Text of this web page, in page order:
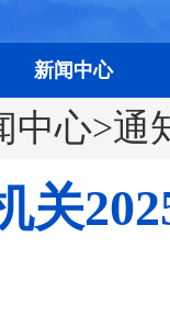
新闻中心
中心>通
关